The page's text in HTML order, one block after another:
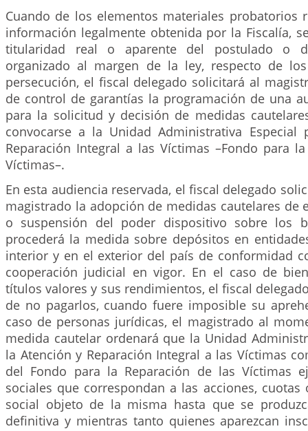
Cuando de los elementos materiales probatorios
información legalmente obtenida por la Fiscalía,
titularidad real o aparente del postulado o
organizado al margen de la ley, respecto de
persecución, el fiscal delegado solicitará al
de control de garantías la programación de una
para la solicitud y decisión de medidas
convocarse a la Unidad Administrativa Especial
Reparación Integral a las Víctimas –Fondo para
Víctimas–.
En esta audiencia reservada, el fiscal delegado
magistrado la adopción de medidas cautelares de
o suspensión del poder dispositivo sobre los
procederá la medida sobre depósitos en
interior y en el exterior del país de conformidad
cooperación judicial en vigor. En el caso de
títulos valores y sus rendimientos, el fiscal
de no pagarlos, cuando fuere imposible su
caso de personas jurídicas, el magistrado al
medida cautelar ordenará que la Unidad
la Atención y Reparación Integral a las Víctimas
del Fondo para la Reparación de las Víctimas
sociales que correspondan a las acciones,
social objeto de la misma hasta que se
definitiva y mientras tanto quienes aparezcan